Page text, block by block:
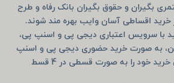
بگیران و حقوق بگیران بانک رفاه و طرح
خرید اقساطی آسان وایب بهره مند شوند.
با سرویس اعتباری دیجی پی و اسنپ پی،
کن، به صورت خرید حضوری دیجی پی و اسنپ
پی و یا به صورت آنلاین خرید خود را به صورت قسطی در 4 قسط